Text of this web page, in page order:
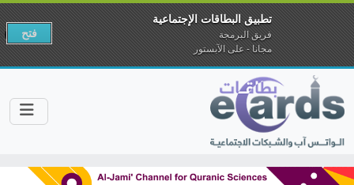
تطبيق البطاقات الإجتماعية
فريق البرمجة
مجانا - على الآبستور
فتح